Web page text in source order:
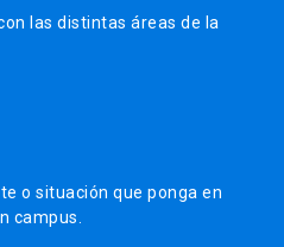
las distintas áreas de la
o situación que ponga en
campus.